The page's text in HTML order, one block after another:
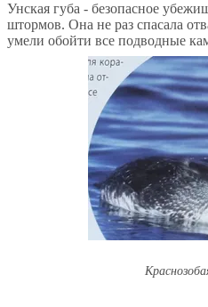
Унская губа - безопасное
штормов. Она не раз спасала
умели обойти все подводные